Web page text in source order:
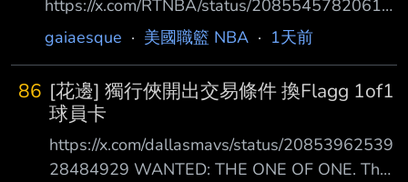
https://x.com/RTNBA/status/20855457820615
23319 內容： Kawhi Leonard reportedly had a
with the Clippers scoreboard-maker, per
@PabloTorre 據 @PabloTorre 報導，Kawhi
Leonard 據說與快船隊計分板製造商有一項隱藏
的、價值 數百萬美元的「贊
gaiaesque · 美國職籃 NBA · 1天前
86 [花邊] 獨行俠開出交易條件 換Flagg 1of1
球員卡
https://x.com/dallasmavs/status/20853962539
28484929 WANTED: THE ONE OF ONE. The